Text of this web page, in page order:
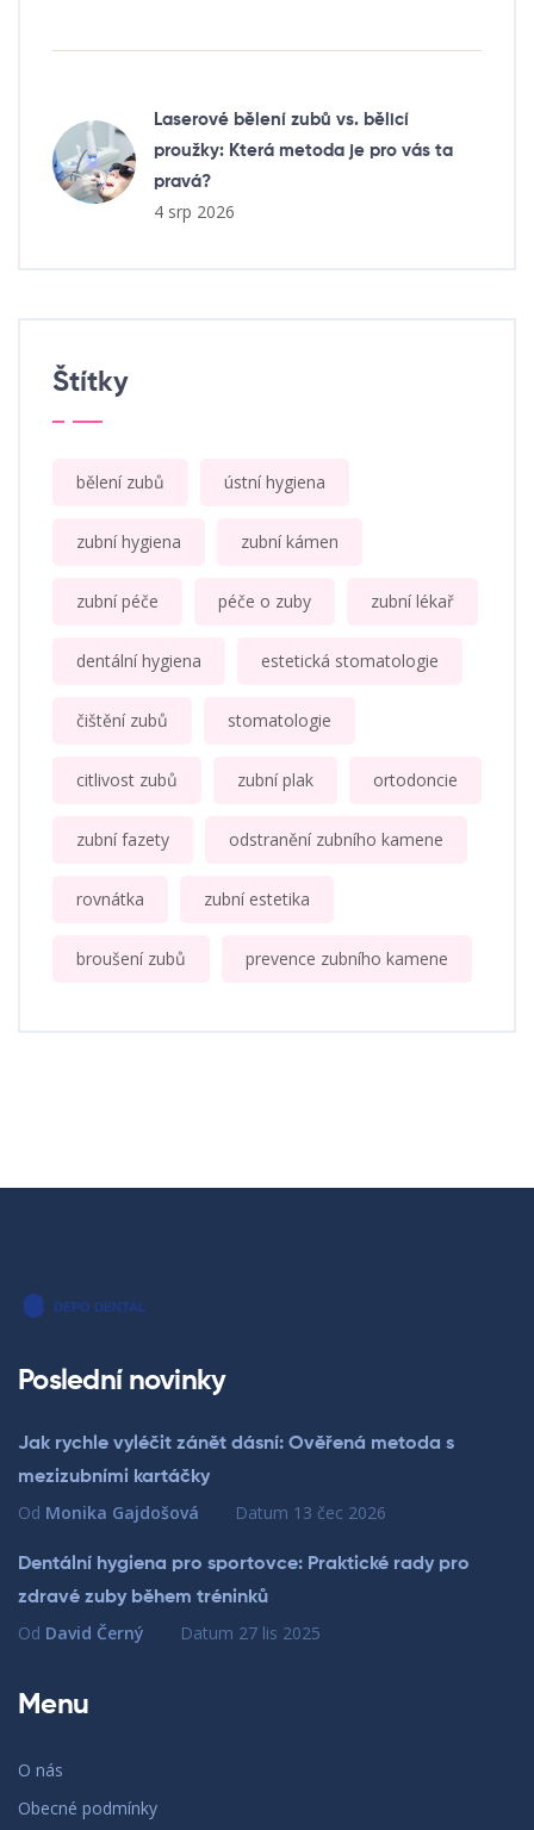
Laserové bělení zubů vs. bělicí
proužky: Která metoda je pro vás ta
pravá?
4 srp 2026
Štítky
bělení zubů ústní hygiena
zubní hygiena zubní kámen
zubní péče péče o zuby zubní lékař
dentální hygiena estetická stomatologie
čištění zubů stomatologie
citlivost zubů zubní plak ortodoncie
zubní fazety odstranění zubního kamene
rovnátka zubní estetika
broušení zubů prevence zubního kamene
Poslední novinky
Jak rychle vyléčit zánět dásní: Ověřená metoda s
mezizubními kartáčky
Od Monika Gajdošová Datum 13 čec 2026
Dentální hygiena pro sportovce: Praktické rady pro
zdravé zuby během tréninků
Od David Černý Datum 27 lis 2025
Menu
O nás
Obecné podmínky